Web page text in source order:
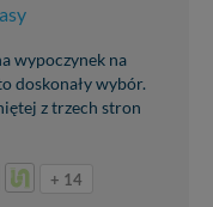
wypoczynek na
doskonały wybór.
z trzech stron
+ 14